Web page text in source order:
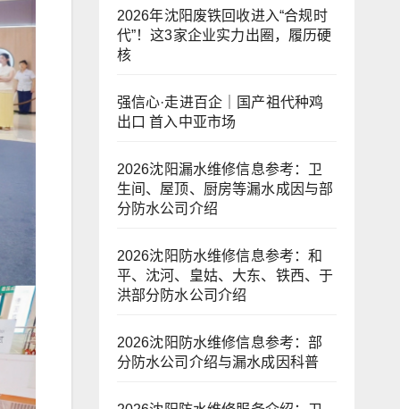
2026年沈阳废铁回收进入“合规时
代”！这3家企业实力出圈，履历硬
核
强信心·走进百企｜国产祖代种鸡
出口 首入中亚市场
2026沈阳漏水维修信息参考：卫
生间、屋顶、厨房等漏水成因与部
分防水公司介绍
2026沈阳防水维修信息参考：和
平、沈河、皇姑、大东、铁西、于
洪部分防水公司介绍
2026沈阳防水维修信息参考：部
分防水公司介绍与漏水成因科普